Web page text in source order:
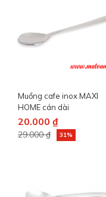
Muổng cafe inox MAXI
HOME cán dài
20.000 ₫
29.000 ₫ 31%